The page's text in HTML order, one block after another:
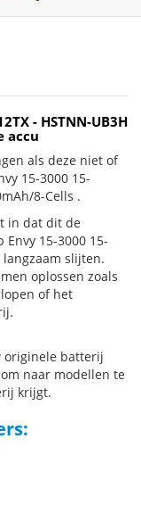
- HSTNN-UB3H
accu
als deze niet of
15-3000 15-
8-Cells .
in dat dit de
15-3000 15-
slijten.
oplossen zoals
of het
originele batterij
om naar modellen te
krijgt.